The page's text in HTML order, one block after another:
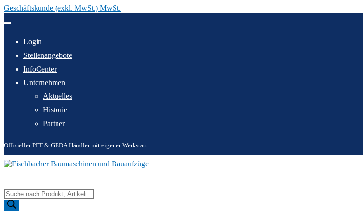
Geschäftskunde (exkl. MwSt.) MwSt.
Inhalt
Login
Stellenangebote
InfoCenter
Unternehmen
Aktuelles
Historie
Partner
Offizieller PFT & GEDA Händler mit eigener Werkstatt
Products
search